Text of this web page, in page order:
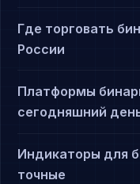
Где торговать
России
Платформы
сегодняшний
Индикаторы для
точные